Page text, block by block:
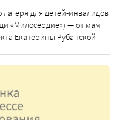
лагеря для детей-инвалидов
«Милосердие») — от мам
Екатерины Рубанской